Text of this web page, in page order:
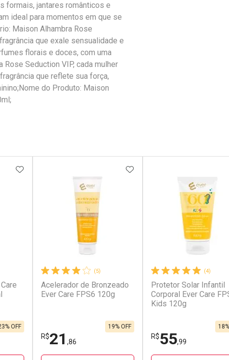
formais, jantares românticos e
ideal para momentos em que se
Maison Alhambra Rose
que exale sensualidade e
florais e doces, com uma
Seduction VIP, cada mulher
que reflete sua força,
do Produto: Maison
OFF
ADICIONAR AOS FAVORITOS
(5)
Acelerador de Bronzeado
Ever Care FPS6 120g
R$21 ,86
19% OFF
ADICIONAR AOS
(4)
Protetor Solar Infantil
Corporal Ever Care
Kids 120g
R$55,99